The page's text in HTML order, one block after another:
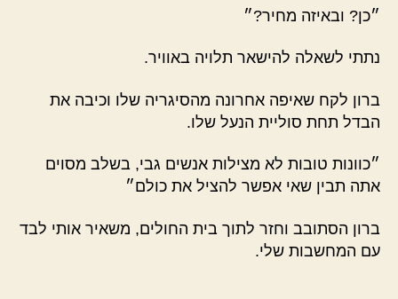
״כן? ובאיזה מחיר?״
נתתי לשאלה להישאר תלויה באוויר.
ברון לקח שאיפה אחרונה מהסיגריה שלו וכיבה את
הבדל תחת סוליית הנעל שלו.
״כוונות טובות לא מצילות אנשים גבי, בשלב מסוים
אתה תבין שאי אפשר להציל את כולם״
ברון הסתובב וחזר לתוך בית החולים, משאיר אותי לבד
עם המחשבות שלי.